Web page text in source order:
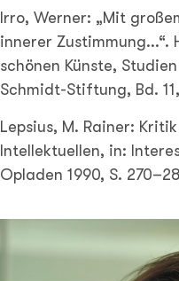
Irro, Werner: „Mit
innerer Zustimmung...“.
schönen Künste,
Schmidt-Stiftung, Bd.
Lepsius, M. Rainer:
Intellektuellen, in:
Opladen 1990, S.